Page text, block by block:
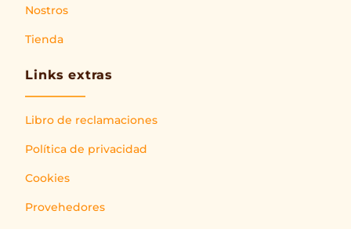
Nostros
Tienda
Links extras
Libro de reclamaciones
Política de privacidad
Cookies
Provehedores